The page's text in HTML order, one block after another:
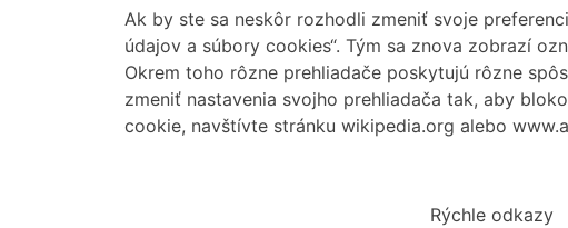
Ak by ste sa neskôr rozhodli zmeniť svoje
údajov a súbory cookies“. Tým sa znova zobrazí
Okrem toho rôzne prehliadače poskytujú rôzne
zmeniť nastavenia svojho prehliadača tak, aby
cookie, navštívte stránku wikipedia.org alebo
Rýchle odkazy